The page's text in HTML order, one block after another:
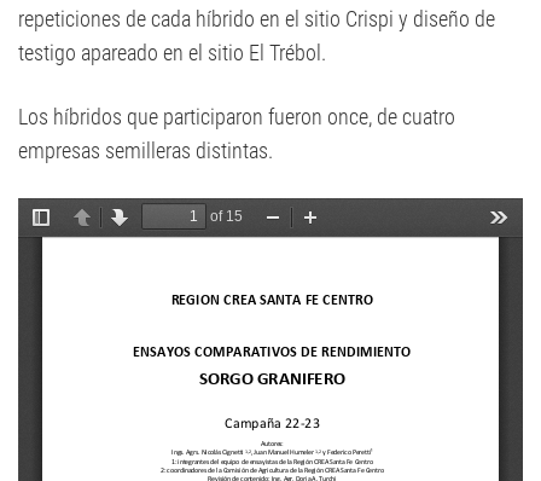
repeticiones de cada híbrido en el sitio Crispi y diseño de
testigo apareado en el sitio El Trébol.
Los híbridos que participaron fueron once, de cuatro
empresas semilleras distintas.